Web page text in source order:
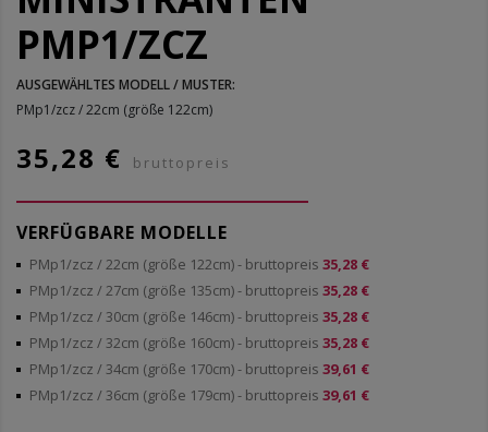
PMP1/ZCZ
AUSGEWÄHLTES MODELL / MUSTER:
PMp1/zcz / 22cm (größe 122cm)
35,28 € bruttopreis
VERFÜGBARE MODELLE
PMp1/zcz / 22cm (größe 122cm)- bruttopreis 35,28 €
PMp1/zcz / 27cm (größe 135cm)- bruttopreis 35,28 €
PMp1/zcz / 30cm (größe 146cm)- bruttopreis 35,28 €
PMp1/zcz / 32cm (größe 160cm)- bruttopreis 35,28 €
PMp1/zcz / 34cm (größe 170cm)- bruttopreis 39,61 €
PMp1/zcz / 36cm (größe 179cm)- bruttopreis 39,61 €